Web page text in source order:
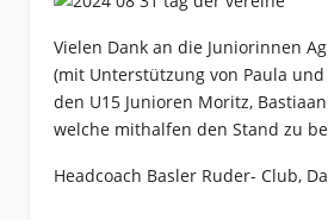
Vielen Dank an die Juniorinnen
(mit Unterstützung von Paula und
den U15 Junioren Moritz,
welche mithalfen den Stand zu
Headcoach Basler Ruder- Club,